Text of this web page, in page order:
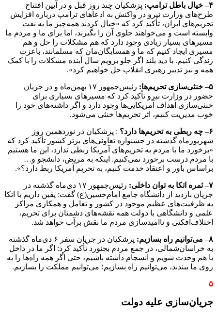
۴–خیال باطل ترامپ: پزشکیان چند روز قبل و در آیین افتتاح
طرح‌های وزارت نیرو در واکنش به ادعاهای ترامپ درباره افزایش
تحریم‌های ایران، تأکید کرد که «خیال کردند همه‌چیز ما به نفت
وابسته است و می‌خواهند جلوی آن را بگیرند، اما برای ما و مردم ما
مسیرهای بسیار زیادی وجود دارد که هم مشکلات را حل و هم
مسیری ایجاد کنیم که ما و همسایگان‌مان که مسلمانند، باعزت
زندگی کنیم. با دید بلند اگر جلو برویم سال آینده مشکلات را با کمک
همه و نیز تدبیر رهبری انقلاب حل خواهیم کرد».
۵–خنثی‌سازی تحریم‌ها:
رئیس‌جمهور ۱۷ بهمن‌ماه و در جریان
حضور در وزارت نیرو تأکید کرد که مسیرهای بسیاری برای
خنثی‌سازی اهداف آمریکایی‌ها وجود دارد و اگر داشته‌های خود را
خوب مدیریت کنیم، اثر تحریم‌ها خنثی می‌شود.
۶–چه ربطی به تحریم‌ها دارد؟ : پزشکیان در نوزدهمین روز
شهریورماه گذشته در جشنواره تعاونی‌های برتر کشور تأکید کرد که
«برخورد ما با مردم به تحریم‌های آمریکا ربطی ندارد، این ما هستیم
با مردم درست برخورد نمی‌کنیم. اینکه به مریض، دانشجو و…
براساس باور و اعتقاد خدمت کنیم، به تحریم آمریکا ربط دارد؟».
۷–ثمره اتکا به توان داخلی:
رئیس‌جمهور ۱۷ دی‌ماه گذشته در
جریان بازدید از دانشگاه جامع امام‌حسین(ع) گفت: یقین داریم با اتکا
به ظرفیت‌های عظیم موجود در کشور و تعامل و همکاری مراکز
علمی و دانشگاهی با دولت همه نقشه‌های دشمنان برای تحریم،
اختلاف‌افکنی و ناامیدسازی مردم ما نقش برآب خواهد شد.
۸– می‌توانیم راه بسازیم:
پزشکیان در جریان سفر ۶ دی‌ماه گذشته
به خراسان‌شمالی، در جمع مردم بجنورد تأکید کرد: اگر ما در داخل
با هم وحدت شویم و انسجام داشته باشیم، حتی اگر همه راه‌ها را به
روی ما ببندند، می‌توانیم راه بسازیم؛ می‌توانیم مملکت را بسازیم.
۵
جریان‌سازی علیه دولت